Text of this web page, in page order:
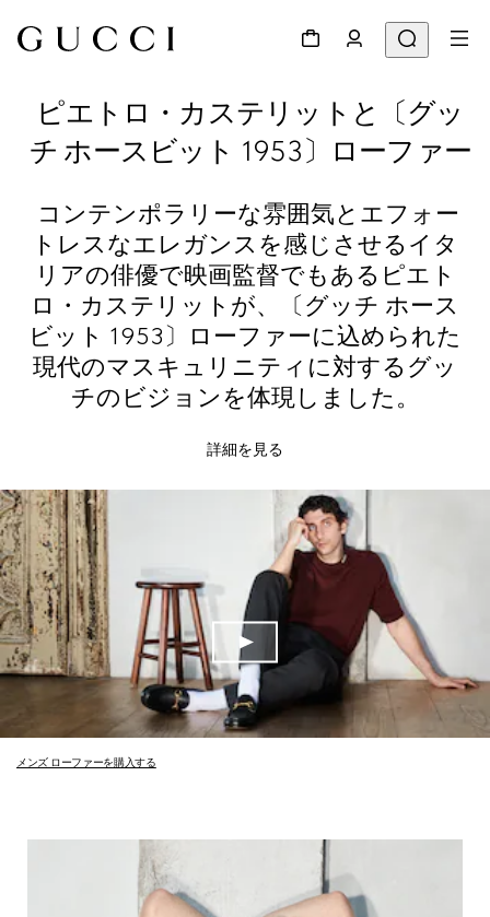
ピエトロ・カステリットと〔グッ
チ ホースビット 1953〕ローファー
コンテンポラリーな雰囲気とエフォー
トレスなエレガンスを感じさせるイタ
リアの俳優で映画監督でもあるピエト
ロ・カステリットが、〔グッチ ホース
ビット 1953〕ローファーに込められた
現代のマスキュリニティに対するグッ
チのビジョンを体現しました。
詳細を見る
メンズ ローファーを購入する